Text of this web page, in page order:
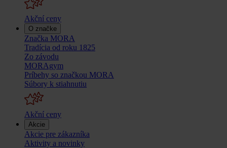
Akční ceny
O značke
Značka MORA
Tradícia od roku 1825
Zo závodu
MORAgym
Príbehy so značkou MORA
Súbory k stiahnutiu
Akční ceny
Akcie
Akcie pre zákazníka
Aktivity a novinky